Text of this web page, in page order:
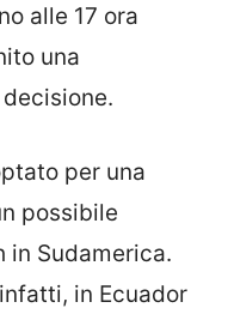
alle 17 ora
una
per una
possibile
in Sudamerica.
in Ecuador